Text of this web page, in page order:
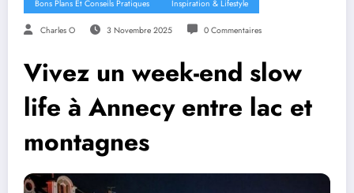
Bons Plans Et Conseils Pratiques Inspiration & Lifestyle
Charles O 3 Novembre 2025 0 Commentaires
Vivez un week-end slow
life à Annecy entre lac et
montagnes